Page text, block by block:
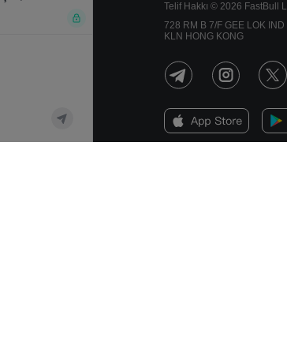
Telif Hakkı © 2026 FastBull
728 RM B 7/F GEE LOK
KLN HONG KONG